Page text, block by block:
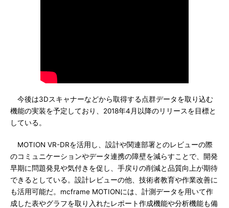
今後は3Dスキャナーなどから取得する点群データを取り込む
機能の実装を予定しており、2018年4月以降のリリースを目標と
している。
MOTION VR-DRを活用し、設計や関連部署とのレビューの際
のコミュニケーションやデータ連携の障壁を減らすことで、開発
早期に問題発見や気付きを促し、手戻りの削減と品質向上が期待
できるとしている。設計レビューの他、技術者教育や作業改善に
も活用可能だ。mcframe MOTIONには、計測データを用いて作
成した表やグラフを取り入れたレポート作成機能や分析機能も備